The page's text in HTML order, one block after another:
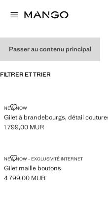
Passer au contenu principal
FILTRER ET TRIER
NEW NOW
Gilet à brandebourgs, détail
GILET À BRANDEBOURGS,
Prix actuel [1 799,00 MUR ]
1 799,00 MUR
NEW NOW - EXCLUSIVITÉ INTERNET
Gilet maille boutons
GILET MAILLE BOUTONS
Prix actuel [4 799,00 MUR ]
4 799,00 MUR